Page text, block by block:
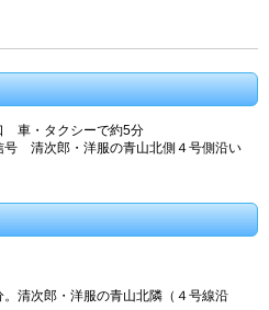
車・タクシーで約5分
号 清次郎・洋服の青山北側４号側沿い
清次郎・洋服の青山北隣（４号線沿